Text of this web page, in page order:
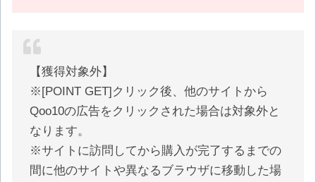
【獲得対象外】
※[POINT GET]クリック後、他のサイトから
Qoo10の広告をクリックされた場合は対象外と
なります。
※サイトに訪問してから購入が完了するまでの
間に他のサイトや異なるブラウザに移動した場